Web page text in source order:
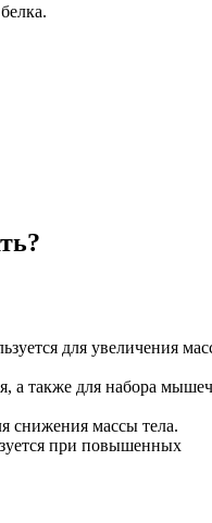
для увеличения
а также для набора
снижения массы тела.
при повышенных